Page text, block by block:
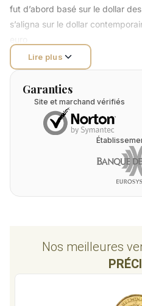
fut d’abord basé sur le dollar
s’aligna sur le dollar
Lire plus
Garanties
Site et marchand vérifiés
Nos meilleures